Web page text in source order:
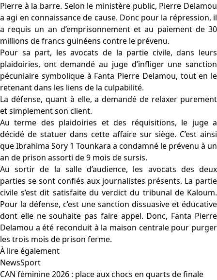
Pierre à la barre. Selon le ministère public, Pierre Delamou
a agi en connaissance de cause. Donc pour la répression, il
a requis un an d’emprisonnement et au paiement de 30
millions de francs guinéens contre le prévenu.
Pour sa part, les avocats de la partie civile, dans leurs
plaidoiries, ont demandé au juge d’infliger une sanction
pécuniaire symbolique à Fanta Pierre Delamou, tout en le
retenant dans les liens de la culpabilité.
La défense, quant à elle, a demandé de relaxer purement
et simplement son client.
Au terme des plaidoiries et des réquisitions, le juge a
décidé de statuer dans cette affaire sur siège. C’est ainsi
que Ibrahima Sory 1 Tounkara a condamné le prévenu à un
an de prison assorti de 9 mois de sursis.
Au sortir de la salle d’audience, les avocats des deux
parties se sont confiés aux journalistes présents. La partie
civile s’est dit satisfaite du verdict du tribunal de Kaloum.
Pour la défense, c’est une sanction dissuasive et éducative
dont elle ne souhaite pas faire appel. Donc, Fanta Pierre
Delamou a été reconduit à la maison centrale pour purger
les trois mois de prison ferme.
À lire également
NewsSport
CAN féminine 2026 : place aux chocs en quarts de finale